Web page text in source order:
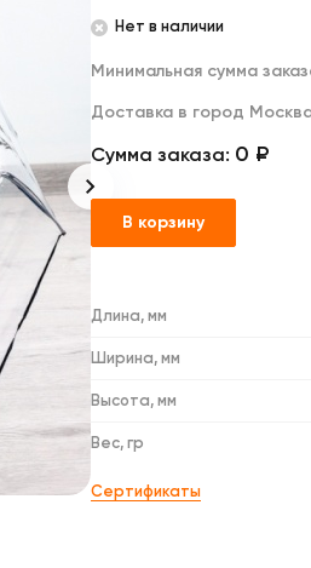
подушки
Нет в наличии
Минимальная сумма
Доставка в город
Сумма заказа: 0 ₽
В корзину
Длина, мм
Ширина, мм
Высота, мм
Вес, гр
Сертификаты